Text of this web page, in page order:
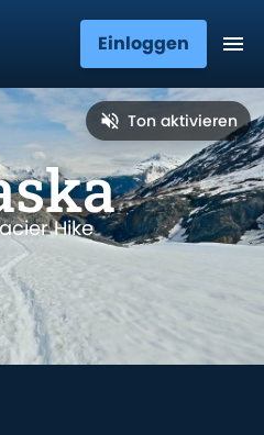
Einloggen
Ton aktivieren
Hike